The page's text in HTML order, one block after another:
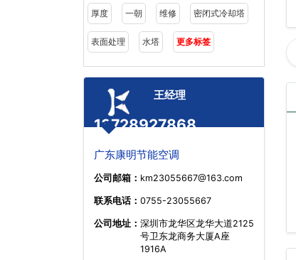
厚度 一朝 维修 密闭式冷却塔
表面处理 水塔 更多标签
王经理
13728927868
广东康明节能空调
公司邮箱： km23055667@163.com
联系电话： 0755-23055667
公司地址： 深圳市龙华区龙华大道2125
号卫东龙商务大厦A座
1916A